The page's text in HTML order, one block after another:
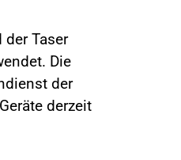
Taser
Die
der
derzeit